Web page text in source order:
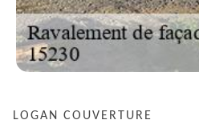
LOGAN COUVERTURE